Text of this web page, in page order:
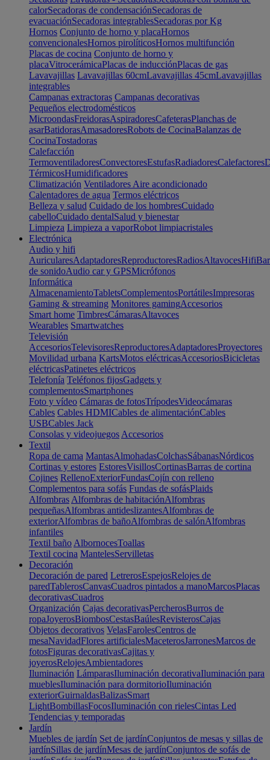
calorSecadoras de condensaciónSecadoras de
evacuaciónSecadoras integrablesSecadoras por Kg
Hornos Conjunto de horno y placaHornos
convencionalesHornos pirolíticosHornos multifunción
Placas de cocina Conjunto de horno y
placaVitrocerámicaPlacas de inducciónPlacas de gas
Lavavajillas Lavavajillas 60cmLavavajillas 45cmLavavajillas
integrables
Campanas extractoras Campanas decorativas
Pequeños electrodomésticos
MicroondasFreidorasAspiradoresCafeterasPlanchas de
asarBatidorasAmasadoresRobots de CocinaBalanzas de
CocinaTostadoras
Calefacción
TermoventiladoresConvectoresEstufasRadiadoresCalefactores
TérmicosHumidificadores
Climatización Ventiladores Aire acondicionado
Calentadores de agua Termos eléctricos
Belleza y salud Cuidado de los hombresCuidado
cabelloCuidado dentalSalud y bienestar
Limpieza Limpieza a vaporRobot limpiacristales
Electrónica
Audio y hifi
AuricularesAdaptadoresReproductoresRadiosAltavocesHifi
de sonidoAudio car y GPSMicrófonos
Informática
AlmacenamientoTabletsComplementosPortátilesImpresoras
Gaming & streaming Monitores gamingAccesorios
Smart home TimbresCámarasAltavoces
Wearables Smartwatches
Televisión
AccesoriosTelevisoresReproductoresAdaptadoresProyectores
Movilidad urbana KartsMotos eléctricasAccesoriosBicicletas
eléctricasPatinetes eléctricos
Telefonía Teléfonos fijosGadgets y
complementosSmartphones
Foto y vídeo Cámaras de fotosTrípodesVideocámaras
Cables Cables HDMICables de alimentaciónCables
USBCables Jack
Consolas y videojuegos Accesorios
Textil
Ropa de cama MantasAlmohadasColchasSábanasNórdicos
Cortinas y estores EstoresVisillosCortinasBarras de cortina
Cojines RellenoExteriorFundasCojín con relleno
Complementos para sofás Fundas de sofásPlaids
Alfombras Alfombras de habitaciónAlfombras
pequeñasAlfombras antideslizantesAlfombras de
exteriorAlfombras de bañoAlfombras de salónAlfombras
infantiles
Textil baño AlbornocesToallas
Textil cocina MantelesServilletas
Decoración
Decoración de pared LetrerosEspejosRelojes de
paredTablerosCanvasCuadros pintados a manoMarcosPlacas
decorativasCuadros
Organización Cajas decorativasPercherosBurros de
ropaJoyerosBiombosCestasBaúlesRevisterosCajas
Objetos decorativos VelasFarolesCentros de
mesaNavidadFlores artificialesMaceterosJarronesMarcos de
fotosFiguras decorativasCajitas y
joyerosRelojesAmbientadores
Iluminación LámparasIluminación decorativaIluminación para
mueblesIluminación para dormitorioIluminación
exteriorGuirnaldasBalizasSmart
LightBombillasFocosIluminación con rielesCintas Led
Tendencias y temporadas
Jardín
Muebles de jardín Set de jardínConjuntos de mesas y sillas de
jardínSillas de jardínMesas de jardínConjuntos de sofás de